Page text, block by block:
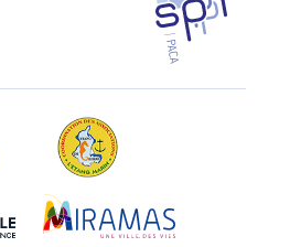
Côte BleueEtang marin
Aix-Marseille-Provence